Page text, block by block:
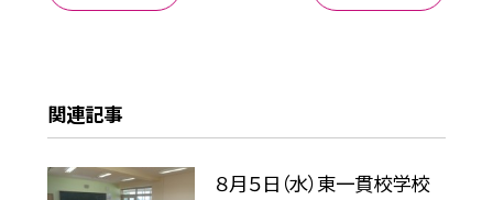
関連記事
８月５日（水）東一貫校学校